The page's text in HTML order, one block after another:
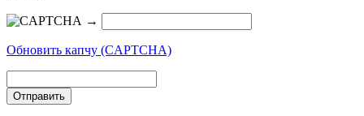
→
Обновить капчу (CAPTCHA)
Отправить